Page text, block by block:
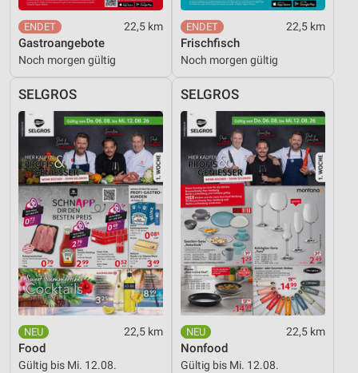
22,5 km
Gastroangebote
Noch morgen gültig
22,5 km
Frischfisch
Noch morgen gültig
SELGROS
22,5 km
Food
Gültig bis Mi. 12.08.
SELGROS
22,5 km
Nonfood
Gültig bis Mi. 12.08.